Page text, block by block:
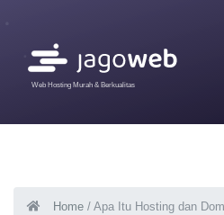
Web Hosting Murah & Berkualitas
Home / Apa Itu Hosting dan